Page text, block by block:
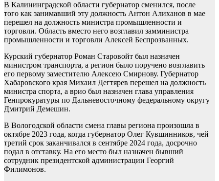
В Калининградской области губернатор сменился, после
того как занимавший эту должность Антон Алиханов в мае
перешел на должность министра промышленности и
торговли. Область вместо него возглавил замминистра
промышленности и торговли Алексей Беспрозванных.
Курский губернатор Роман Старовойт был назначен
министром транспорта, а регион было поручено возглавить
его первому заместителю Алексею Смирнову. Губернатор
Хабаровского края Михаил Дегтярев перешел на должность
министра спорта, а врио был назначен глава управления
Генпрокуратуры по Дальневосточному федеральному округу
Дмитрий Демешин.
В Вологодской области смена главы региона произошла в
октябре 2023 года, когда губернатор Олег Кувшинников, чей
третий срок заканчивался в сентябре 2024 года, досрочно
подал в отставку. На его место был назначен бывший
сотрудник президентской администрации Георгий
Филимонов.